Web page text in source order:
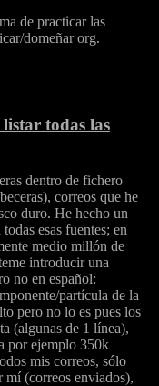
de practicar las
domeñar org.
todas las
dentro de fichero
correos que he
duro. He hecho un
esas fuentes; en
medio millón de
introducir una
no en español:
partícula de la
pero no lo es pues los
(algunas de 1 línea),
por ejemplo 350k
mis correos, sólo
mí (correos enviados),